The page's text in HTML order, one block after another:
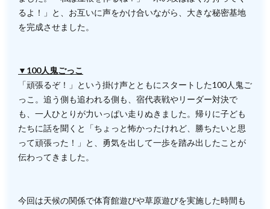
るよ！」と、お互いに声をかけ合いながら、大きな秘密基地
を完成させました。
▼100人鬼ごっこ
「頑張るぞ！」という掛け声とともにスタートした100人鬼ご
っこ。追う側も追われる側も、宿代表戦やリーダー対決で
も、一人ひとりが力いっぱい走りぬきました。帰りに子ども
たちに話を聞くと「ちょっと怖かったけれど、勝ちたいと思
って頑張った！」と、勇気を出して一歩を踏み出したことが
伝わってきました。
今回は天候の関係で体育館遊びや草原遊びを実施した時間も